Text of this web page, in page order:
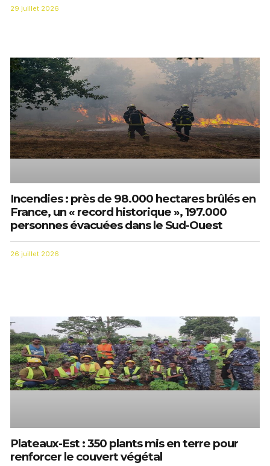
29 juillet 2026
Incendies : près de 98.000 hectares brûlés en
France, un « record historique », 197.000
personnes évacuées dans le Sud-Ouest
26 juillet 2026
Plateaux-Est : 350 plants mis en terre pour
renforcer le couvert végétal